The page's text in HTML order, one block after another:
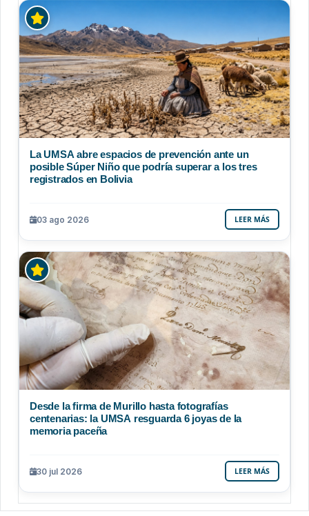
La UMSA abre espacios de prevención ante un
posible Súper Niño que podría superar a los tres
registrados en Bolivia
03 ago 2026 LEER MÁS
Desde la firma de Murillo hasta fotografías
centenarias: la UMSA resguarda 6 joyas de la
memoria paceña
30 jul 2026 LEER MÁS